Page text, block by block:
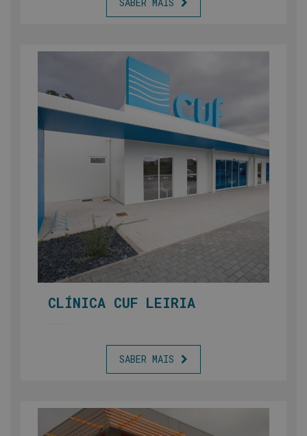
CLÍNICA CUF LEIRIA
SABER MAIS